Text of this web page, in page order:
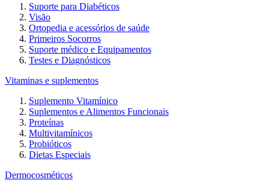
Suporte para Diabéticos
Visão
Ortopedia e acessórios de saúde
Primeiros Socorros
Suporte médico e Equipamentos
Testes e Diagnósticos
Vitaminas e suplementos
Suplemento Vitamínico
Suplementos e Alimentos Funcionais
Proteínas
Multivitamínicos
Probióticos
Dietas Especiais
Dermocosméticos